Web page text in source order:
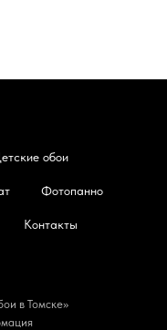
обои
Фотопанно
Контакты
в Томске»